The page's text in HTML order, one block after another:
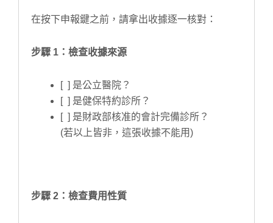
在按下申報鍵之前，請拿出收據逐一核對：
步驟 1：檢查收據來源
[ ] 是公立醫院？
[ ] 是健保特約診所？
[ ] 是財政部核准的會計完備診所？
(若以上皆非，這張收據不能用)
步驟 2：檢查費用性質